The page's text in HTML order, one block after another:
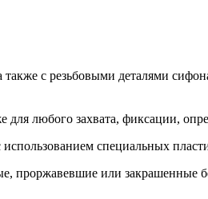
с резьбовыми деталями
любого захвата, фиксации,
специальных
проржавевшие или закрашенные